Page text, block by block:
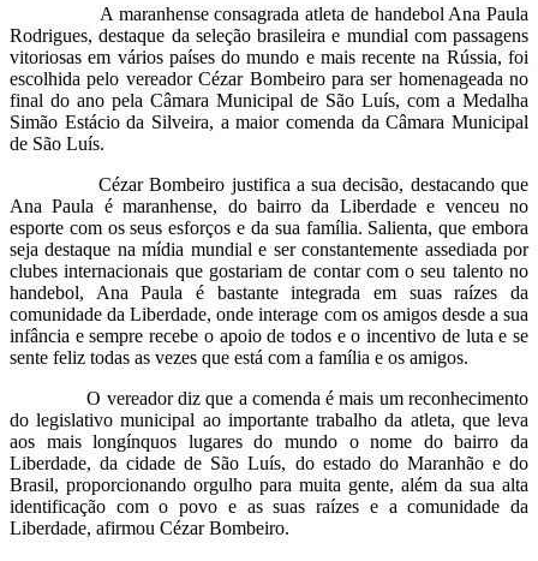
A maranhense consagrada atleta de handebol Ana Paula
Rodrigues, destaque da seleção brasileira e mundial com passagens
vitoriosas em vários países do mundo e mais recente na Rússia, foi
escolhida pelo vereador Cézar Bombeiro para ser homenageada no
final do ano pela Câmara Municipal de São Luís, com a Medalha
Simão Estácio da Silveira, a maior comenda da Câmara Municipal
de São Luís.
Cézar Bombeiro justifica a sua decisão, destacando que
Ana Paula é maranhense, do bairro da Liberdade e venceu no
esporte com os seus esforços e da sua família. Salienta, que embora
seja destaque na mídia mundial e ser constantemente assediada por
clubes internacionais que gostariam de contar com o seu talento no
handebol, Ana Paula é bastante integrada em suas raízes da
comunidade da Liberdade, onde interage com os amigos desde a sua
infância e sempre recebe o apoio de todos e o incentivo de luta e se
sente feliz todas as vezes que está com a família e os amigos.
O vereador diz que a comenda é mais um reconhecimento
do legislativo municipal ao importante trabalho da atleta, que leva
aos mais longínquos lugares do mundo o nome do bairro da
Liberdade, da cidade de São Luís, do estado do Maranhão e do
Brasil, proporcionando orgulho para muita gente, além da sua alta
identificação com o povo e as suas raízes e a comunidade da
Liberdade, afirmou Cézar Bombeiro.